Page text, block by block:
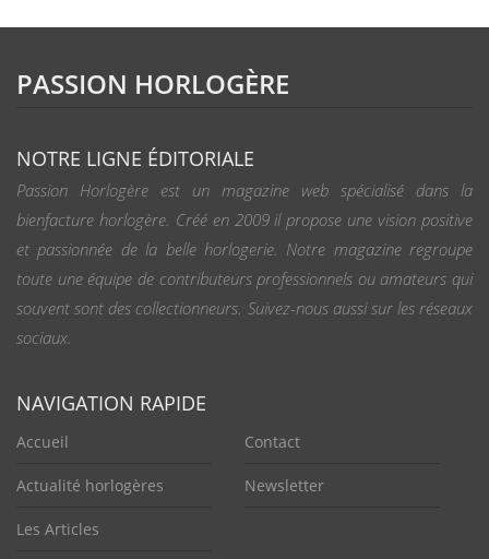
PASSION HORLOGÈRE
NOTRE LIGNE ÉDITORIALE
Passion Horlogère est un magazine web spécialisé dans la
bienfacture horlogère. Créé en 2009 il propose une vision positive
et passionnée de la belle horlogerie. Notre magazine regroupe
toute une équipe de contributeurs professionnels ou amateurs qui
souvent sont des collectionneurs. Suivez-nous aussi sur les réseaux
sociaux.
NAVIGATION RAPIDE
Accueil
Actualité horlogères
Les Articles
Contact
Newsletter